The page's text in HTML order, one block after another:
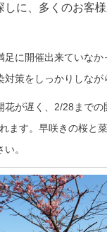
しに、多くのお客
足に開催出来ていな
策をしっかりしなが
花が遅く、2/28までの
ます。早咲きの桜と
。